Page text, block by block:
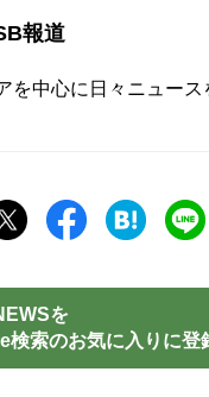
報道
を中心に日々ニュー
を
検索のお気に入りに登